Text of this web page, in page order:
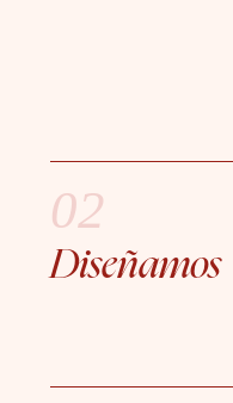
Diseñamos
02